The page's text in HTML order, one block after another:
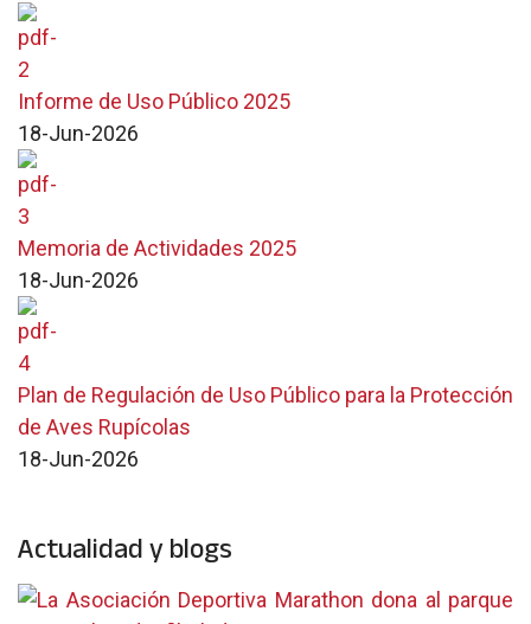
Informe de Uso Público 2025
18-Jun-2026
Memoria de Actividades 2025
18-Jun-2026
Plan de Regulación de Uso Público para la Protección
de Aves Rupícolas
18-Jun-2026
Actualidad y blogs